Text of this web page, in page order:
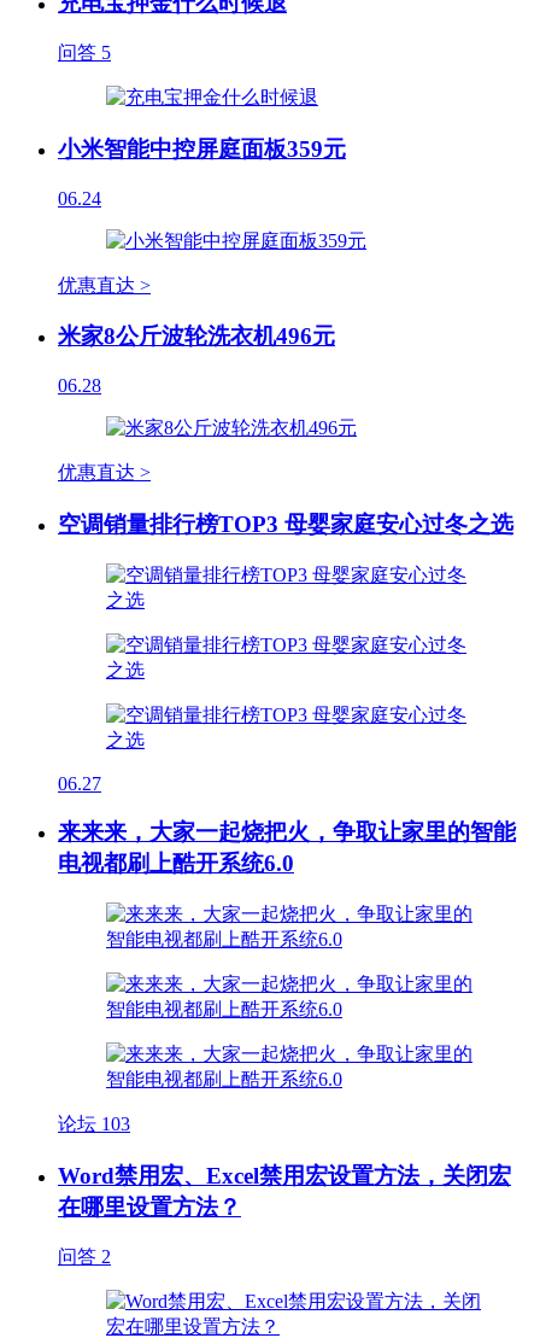
问答 5
小米智能中控屏庭面板359元
06.24
优惠直达 >
米家8公斤波轮洗衣机496元
06.28
优惠直达 >
空调销量排行榜TOP3 母婴家庭安心过冬之选
06.27
来来来，大家一起烧把火，争取让家里的智能
电视都刷上酷开系统6.0
论坛 103
Word禁用宏、Excel禁用宏设置方法，关闭宏
在哪里设置方法？
问答 2